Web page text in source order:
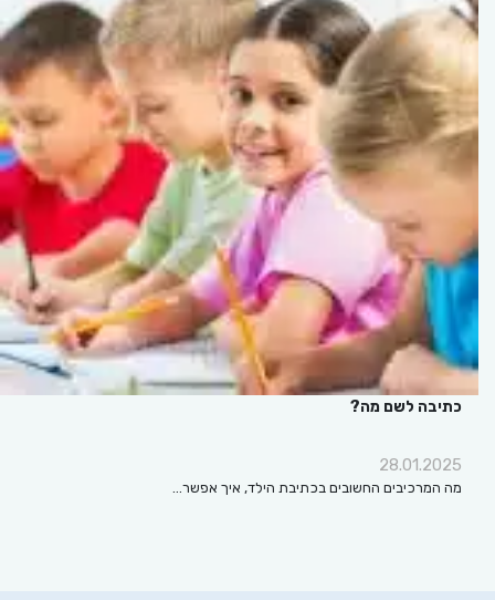
כתיבה לשם מה?
28.01.2025
מה המרכיבים החשובים בכתיבת הילד, איך אפשר…